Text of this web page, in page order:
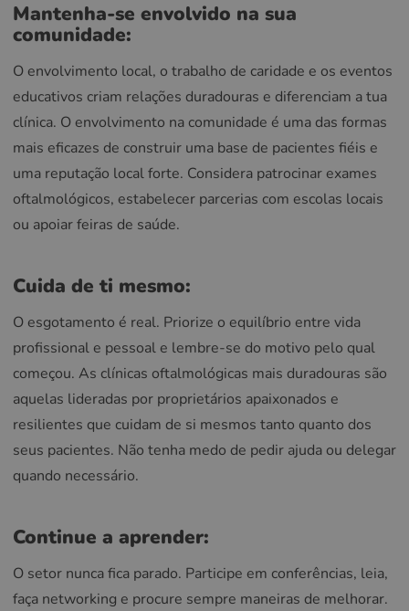
Mantenha-se envolvido na sua
comunidade:
O envolvimento local, o trabalho de caridade e os eventos
educativos criam relações duradouras e diferenciam a tua
clínica. O envolvimento na comunidade é uma das formas
mais eficazes de construir uma base de pacientes fiéis e
uma reputação local forte. Considera patrocinar exames
oftalmológicos, estabelecer parcerias com escolas locais
ou apoiar feiras de saúde.
Cuida de ti mesmo:
O esgotamento é real. Priorize o equilíbrio entre vida
profissional e pessoal e lembre-se do motivo pelo qual
começou. As clínicas oftalmológicas mais duradouras são
aquelas lideradas por proprietários apaixonados e
resilientes que cuidam de si mesmos tanto quanto dos
seus pacientes. Não tenha medo de pedir ajuda ou delegar
quando necessário.
Continue a aprender:
O setor nunca fica parado. Participe em conferências, leia,
faça networking e procure sempre maneiras de melhorar.